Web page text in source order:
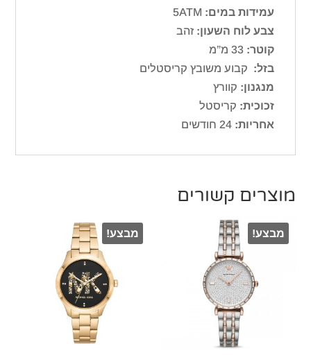
עמידות במים:
צבע לוח השעון: זהב
קוטר:
בזל: קבוע משובץ קריסטלים
מנגנון: קוורץ
זכוכית: קריסטל
אחריות: 24 חודשים
מוצרים קשורים
מבצע! מבצע!